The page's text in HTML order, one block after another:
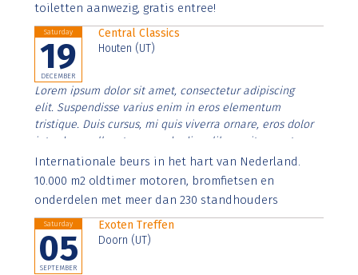
toiletten aanwezig, gratis entree!
Saturday
19
DECEMBER
Central Classics
Houten (UT)
Lorem ipsum dolor sit amet, consectetur adipiscing
elit. Suspendisse varius enim in eros elementum
tristique. Duis cursus, mi quis viverra ornare, eros dolor
interdum nulla, ut commodo diam libero vitae erat.
Aenean faucibus nibh et justo cursus id rutrum lorem
imperdiet. Nunc ut sem vitae risus tristique posuere.
Internationale beurs in het hart van Nederland.
10.000 m2 oldtimer motoren, bromfietsen en
onderdelen met meer dan 230 standhouders
Saturday
05
SEPTEMBER
Exoten Treffen
Doorn (UT)